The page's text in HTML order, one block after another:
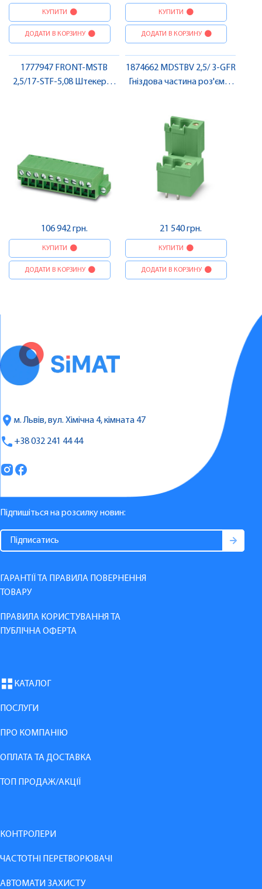
КУПИТИ
ДОДАТИ В КОРЗИНУ
КУПИТИ
ДОДАТИ В КОРЗИНУ
1777947 FRONT-MSTB
2,5/17-STF-5,08 Штекерна
106 942 грн.
КУПИТИ
ДОДАТИ В КОРЗИНУ
1874662 MDSTBV 2,5/ 3-GFR
Гніздова частина роз'єму ,
21 540 грн.
КУПИТИ
ДОДАТИ В КОРЗИНУ
м. Львів, вул. Хімічна 4, кімната 47
+38 032 241 44 44
Підпишіться на розсилку новин:
ГАРАНТІЇ ТА ПРАВИЛА ПОВЕРНЕННЯ
ТОВАРУ
ПРАВИЛА КОРИСТУВАННЯ ТА
ПУБЛІЧНА ОФЕРТА
КАТАЛОГ
ПОСЛУГИ
ПРО КОМПАНІЮ
ОПЛАТА ТА ДОСТАВКА
ТОП ПРОДАЖ/АКЦІЇ
КОНТРОЛЕРИ
ЧАСТОТНІ ПЕРЕТВОРЮВАЧІ
АВТОМАТИ ЗАХИСТУ